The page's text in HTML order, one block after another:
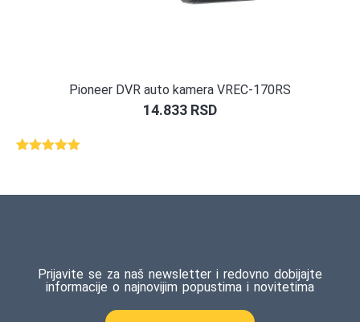
Pioneer DVR auto kamera VREC-170RS
14.833 RSD
ocene
Prijavite se za naš newsletter i redovno dobijajte
informacije o najnovijim popustima i novitetima